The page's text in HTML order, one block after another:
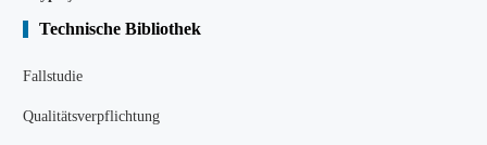
Technische Bibliothek
Fallstudie
Qualitätsverpflichtung